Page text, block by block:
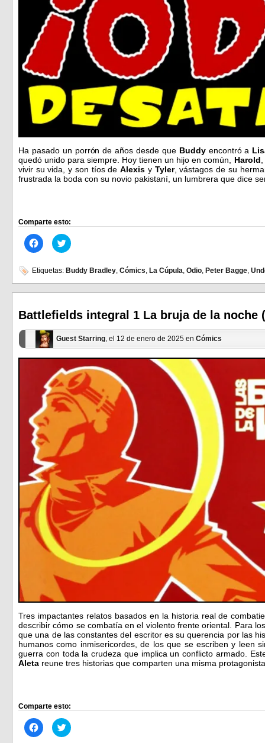
Ha pasado un porrón de años desde que Buddy encontró a
quedó unido para siempre. Hoy tienen un hijo en común, Harold
vivir su vida, y son tíos deAlexis y Tyler, vástagos de su
frustrada la boda con su novio pakistaní, un lumbrera que dice
Comparte esto:
Haz
clic
en
Facebook
(Se
abre
ventana
nueva)
Haz
clic
en
Twitter
(Se
abre
ventana
nueva)
Etiquetas: Buddy Bradley, Cómics, La Cúpula, Odio, Peter Bagge,
Battlefields integral 1 La bruja de la noche
Guest Starring, el 12 de enero de 2025 en Cómics
Tres impactantes relatos basados en la historia real de
describir cómo se combatía en el violento frente oriental. Para
que una de las constantes del escritor es su querencia por las
humanos como inmisericordes, de los que se escriben y leen
guerra con toda la crudeza que implica un conflicto armado.
Aleta reune tres historias que comparten una misma
Comparte esto:
Haz
clic
Haz
clic